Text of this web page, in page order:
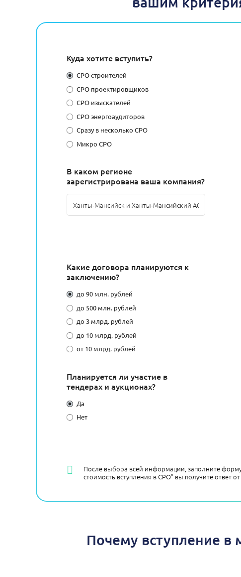
Куда хотите вступить?
СРО строителей
СРО проектировщиков
СРО изыскателей
СРО энергоаудиторов
Сразу в несколько СРО
Микро СРО
В каком регионе
зарегистрирована ваша компания?
Какие договора планируются к
заключению?
до 90 млн. рублей
до 500 млн. рублей
до 3 млрд. рублей
до 10 млрд. рублей
от 10 млрд. рублей
Планируется ли участие в
тендерах и аукционах?
Да
Нет
После выбора всей информации, заполните форму
стоимость вступления в СРО” вы получите ответ
Почему вступление